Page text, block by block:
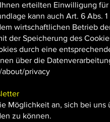
erteilten Einwilligung
kann auch Art. 6 Abs.
wirtschaftlichen Betrieb
der Speicherung des
durch eine
über die
privacy
Möglichkeit an, sich bei
zu können.